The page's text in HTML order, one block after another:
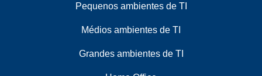
Pequenos ambientes de TI
Médios ambientes de TI
Grandes ambientes de TI